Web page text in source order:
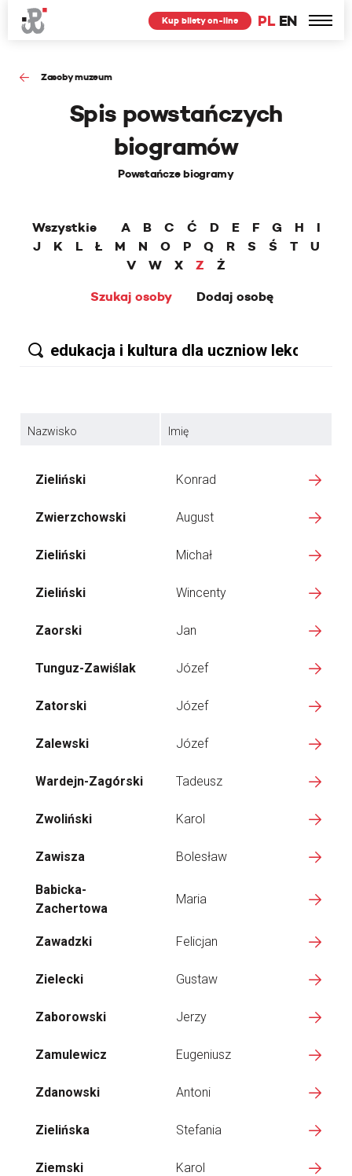
PL EN
Kup bilety on-line
Zasoby muzeum
Spis powstańczych
biogramów
Powstańcze biogramy
Wszystkie A B C Ć D E F G H
I
J
K L Ł M N O P Q R S Ś T
U
V
W X Z
Ż
Szukaj osoby
Dodaj osobę
Nazwisko Imię
Zieliński Konrad
Zwierzchowski August
Zieliński Michał
Zieliński Wincenty
Zaorski Jan
Tunguz-Zawiślak Józef
Zatorski Józef
Zalewski Józef
Wardejn-Zagórski Tadeusz
Zwoliński Karol
Zawisza Bolesław
Babicka-
Zachertowa
Maria
Zawadzki Felicjan
Zielecki Gustaw
Zaborowski Jerzy
Zamulewicz Eugeniusz
Zdanowski Antoni
Zielińska Stefania
Ziemski Karol